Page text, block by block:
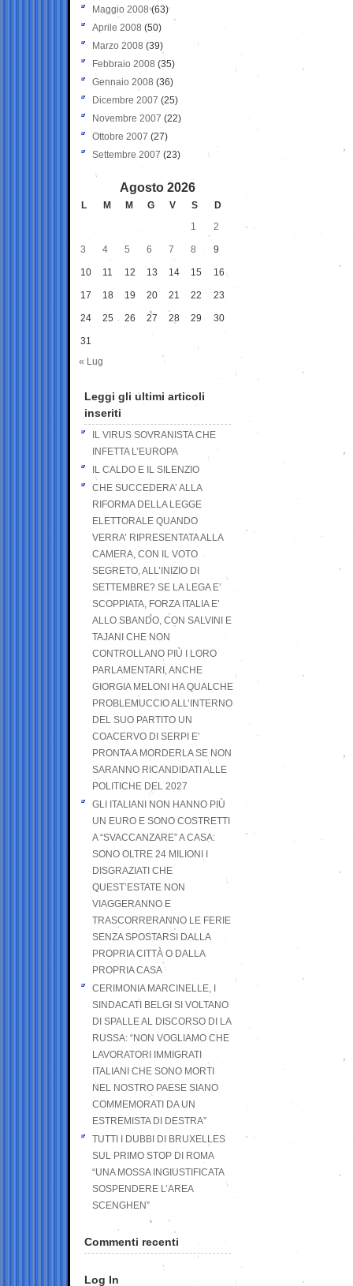
Maggio 2008(63)
Aprile 2008 (50)
Marzo 2008 (39)
Febbraio 2008 (35)
Gennaio 2008 (36)
Dicembre 2007 (25)
Novembre 2007 (22)
Ottobre 2007 (27)
Settembre 2007 (23)
Agosto 2026
L M M G V S
D
1
2
3 4 5 6 7 8 9
10 11 12 13 14 15 16
17 18 19 20 21 22 23
24 25 26 27 28 29 30
31
« Lug
Leggi gli ultimi articoli
inseriti
IL VIRUS SOVRANISTA CHE
INFETTA L’EUROPA
IL CALDO E IL SILENZIO
CHE SUCCEDERA’ ALLA
RIFORMA DELLA LEGGE
ELETTORALE QUANDO
VERRA’ RIPRESENTATA ALLA
CAMERA, CON IL VOTO
SEGRETO, ALL’INIZIO DI
SETTEMBRE? SE LA LEGA E’
SCOPPIATA, FORZA ITALIA E’
ALLO SBANDO, CON SALVINI E
TAJANI CHE NON
CONTROLLANO PIÙ I LORO
PARLAMENTARI, ANCHE
GIORGIA MELONI HA QUALCHE
PROBLEMUCCIO ALL’INTERNO
DEL SUO PARTITO UN
COACERVO DI SERPI E’
PRONTA A MORDERLA SE NON
SARANNO RICANDIDATI ALLE
POLITICHE DEL 2027
GLI ITALIANI NON HANNO PIÙ
UN EURO E SONO COSTRETTI
A “SVACCANZARE” A CASA:
SONO OLTRE 24 MILIONI I
DISGRAZIATI CHE
QUEST’ESTATE NON
VIAGGERANNO E
TRASCORRERANNO LE FERIE
SENZA SPOSTARSI DALLA
PROPRIA CITTÀ O DALLA
PROPRIA CASA
CERIMONIA MARCINELLE, I
SINDACATI BELGI SI VOLTANO
DI SPALLE AL DISCORSO DI LA
RUSSA: “NON VOGLIAMO CHE
LAVORATORI IMMIGRATI
ITALIANI CHE SONO MORTI
NEL NOSTRO PAESE SIANO
COMMEMORATI DA UN
ESTREMISTA DI DESTRA”
TUTTI I DUBBI DI BRUXELLES
SUL PRIMO STOP DI ROMA
“UNA MOSSA INGIUSTIFICATA
SOSPENDERE L’AREA
SCENGHEN”
Commenti recenti
Log In